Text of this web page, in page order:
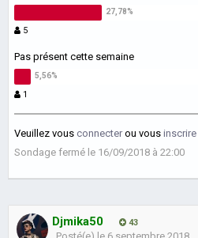
5
Pas présent cette semaine
1
Veuillez vous connecter ou vous inscrire
Sondage fermé le 16/09/2018 à 22:00
Djmika50 43